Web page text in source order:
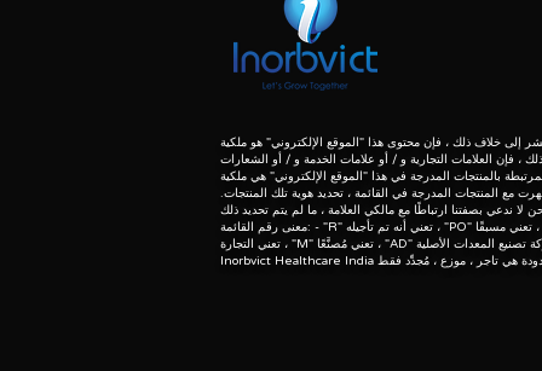
Made in India
0-100.0 Deg C
96 well,0.2 mL
Cloud or mobile via Ethernet or WiFi
purpose of identification of those products. we
meaning of list number: - “r” means
dealer of original equipment manufacturer.
إلى خلاف ذلك ، فإن محتوى هذا "الموقع الإلكتروني" هو ملكية
، فإن العلامات التجارية و / أو علامات الخدمة و / أو الشعارات
بالمنتجات المدرجة في هذا "الموقع الإلكتروني" هي ملكية
مع المنتجات المدرجة في القائمة ، تحديد هوية تلك المنتجات.
معنى رقم القائمة: - "R" تعني أنه تم تأجيله ، "PO" تعني مسبقًا ، "U" تعني المستخدمة ، "T"